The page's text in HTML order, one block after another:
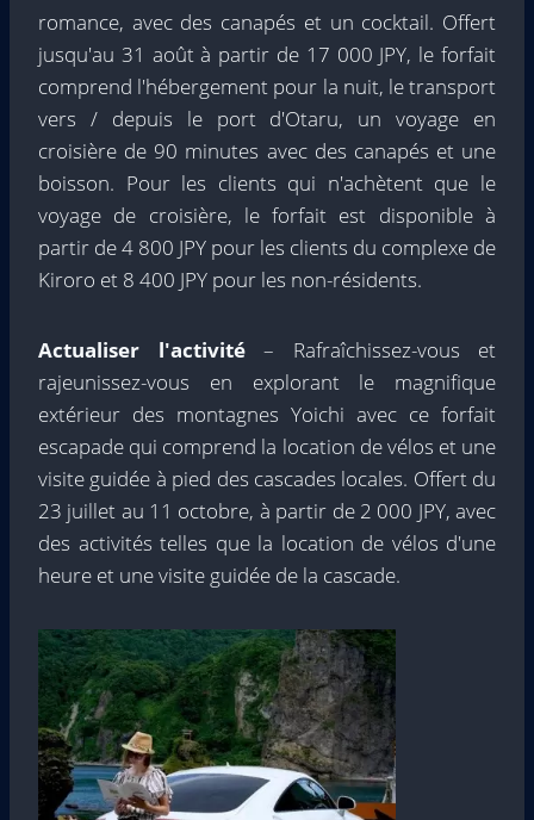
romance, avec des canapés et un cocktail. Offert
jusqu'au 31 août à partir de 17 000 JPY, le forfait
comprend l'hébergement pour la nuit, le transport
vers / depuis le port d'Otaru, un voyage en
croisière de 90 minutes avec des canapés et une
boisson. Pour les clients qui n'achètent que le
voyage de croisière, le forfait est disponible à
partir de 4 800 JPY pour les clients du complexe de
Kiroro et 8 400 JPY pour les non-résidents.
Actualiser l'activité– Rafraîchissez-vous et
rajeunissez-vous en explorant le magnifique
extérieur des montagnes Yoichi avec ce forfait
escapade qui comprend la location de vélos et une
visite guidée à pied des cascades locales. Offert du
23 juillet au 11 octobre, à partir de 2 000 JPY, avec
des activités telles que la location de vélos d'une
heure et une visite guidée de la cascade.